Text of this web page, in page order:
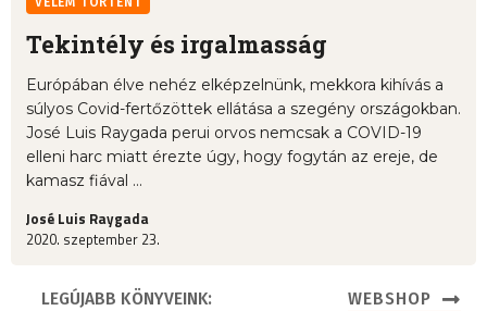
Tekintély és irgalmasság
Európában élve nehéz elképzelnünk, mekkora kihívás a
súlyos Covid-fertőzöttek ellátása a szegény országokban.
José Luis Raygada perui orvos nemcsak a COVID-19
elleni harc miatt érezte úgy, hogy fogytán az ereje, de
kamasz fiával ...
José Luis Raygada
2020. szeptember 23.
LEGÚJABB KÖNYVEINK: WEBSHOP